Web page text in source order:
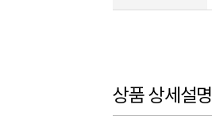
상품 상세설명